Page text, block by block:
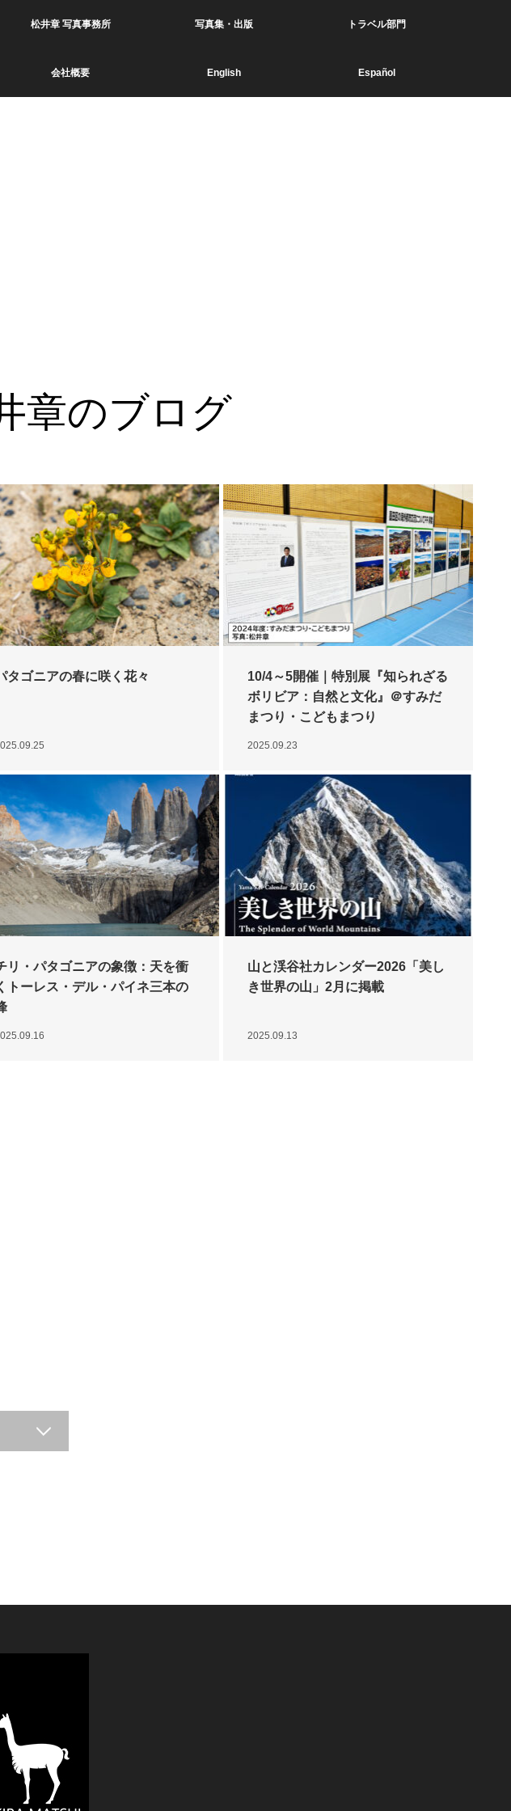
松井章 写真事務所 写真集・出版 トラベル部門
会社概要 English Español
章のブログ
タゴニアの春に咲く花々
10/4～5開催｜特別展『知られざる
ボリビア：自然と文化』＠すみだ
まつり・こどもまつり
2025.09.23
リ・パタゴニアの象徴：天を衝
トーレス・デル・パイネ三本の
山と渓谷社カレンダー2026「美し
き世界の山」2月に掲載
2025.09.13